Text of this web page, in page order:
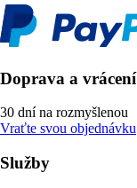
Doprava a vrácení
30 dní na rozmyšlenou
Vraťte svou objednávku
Služby